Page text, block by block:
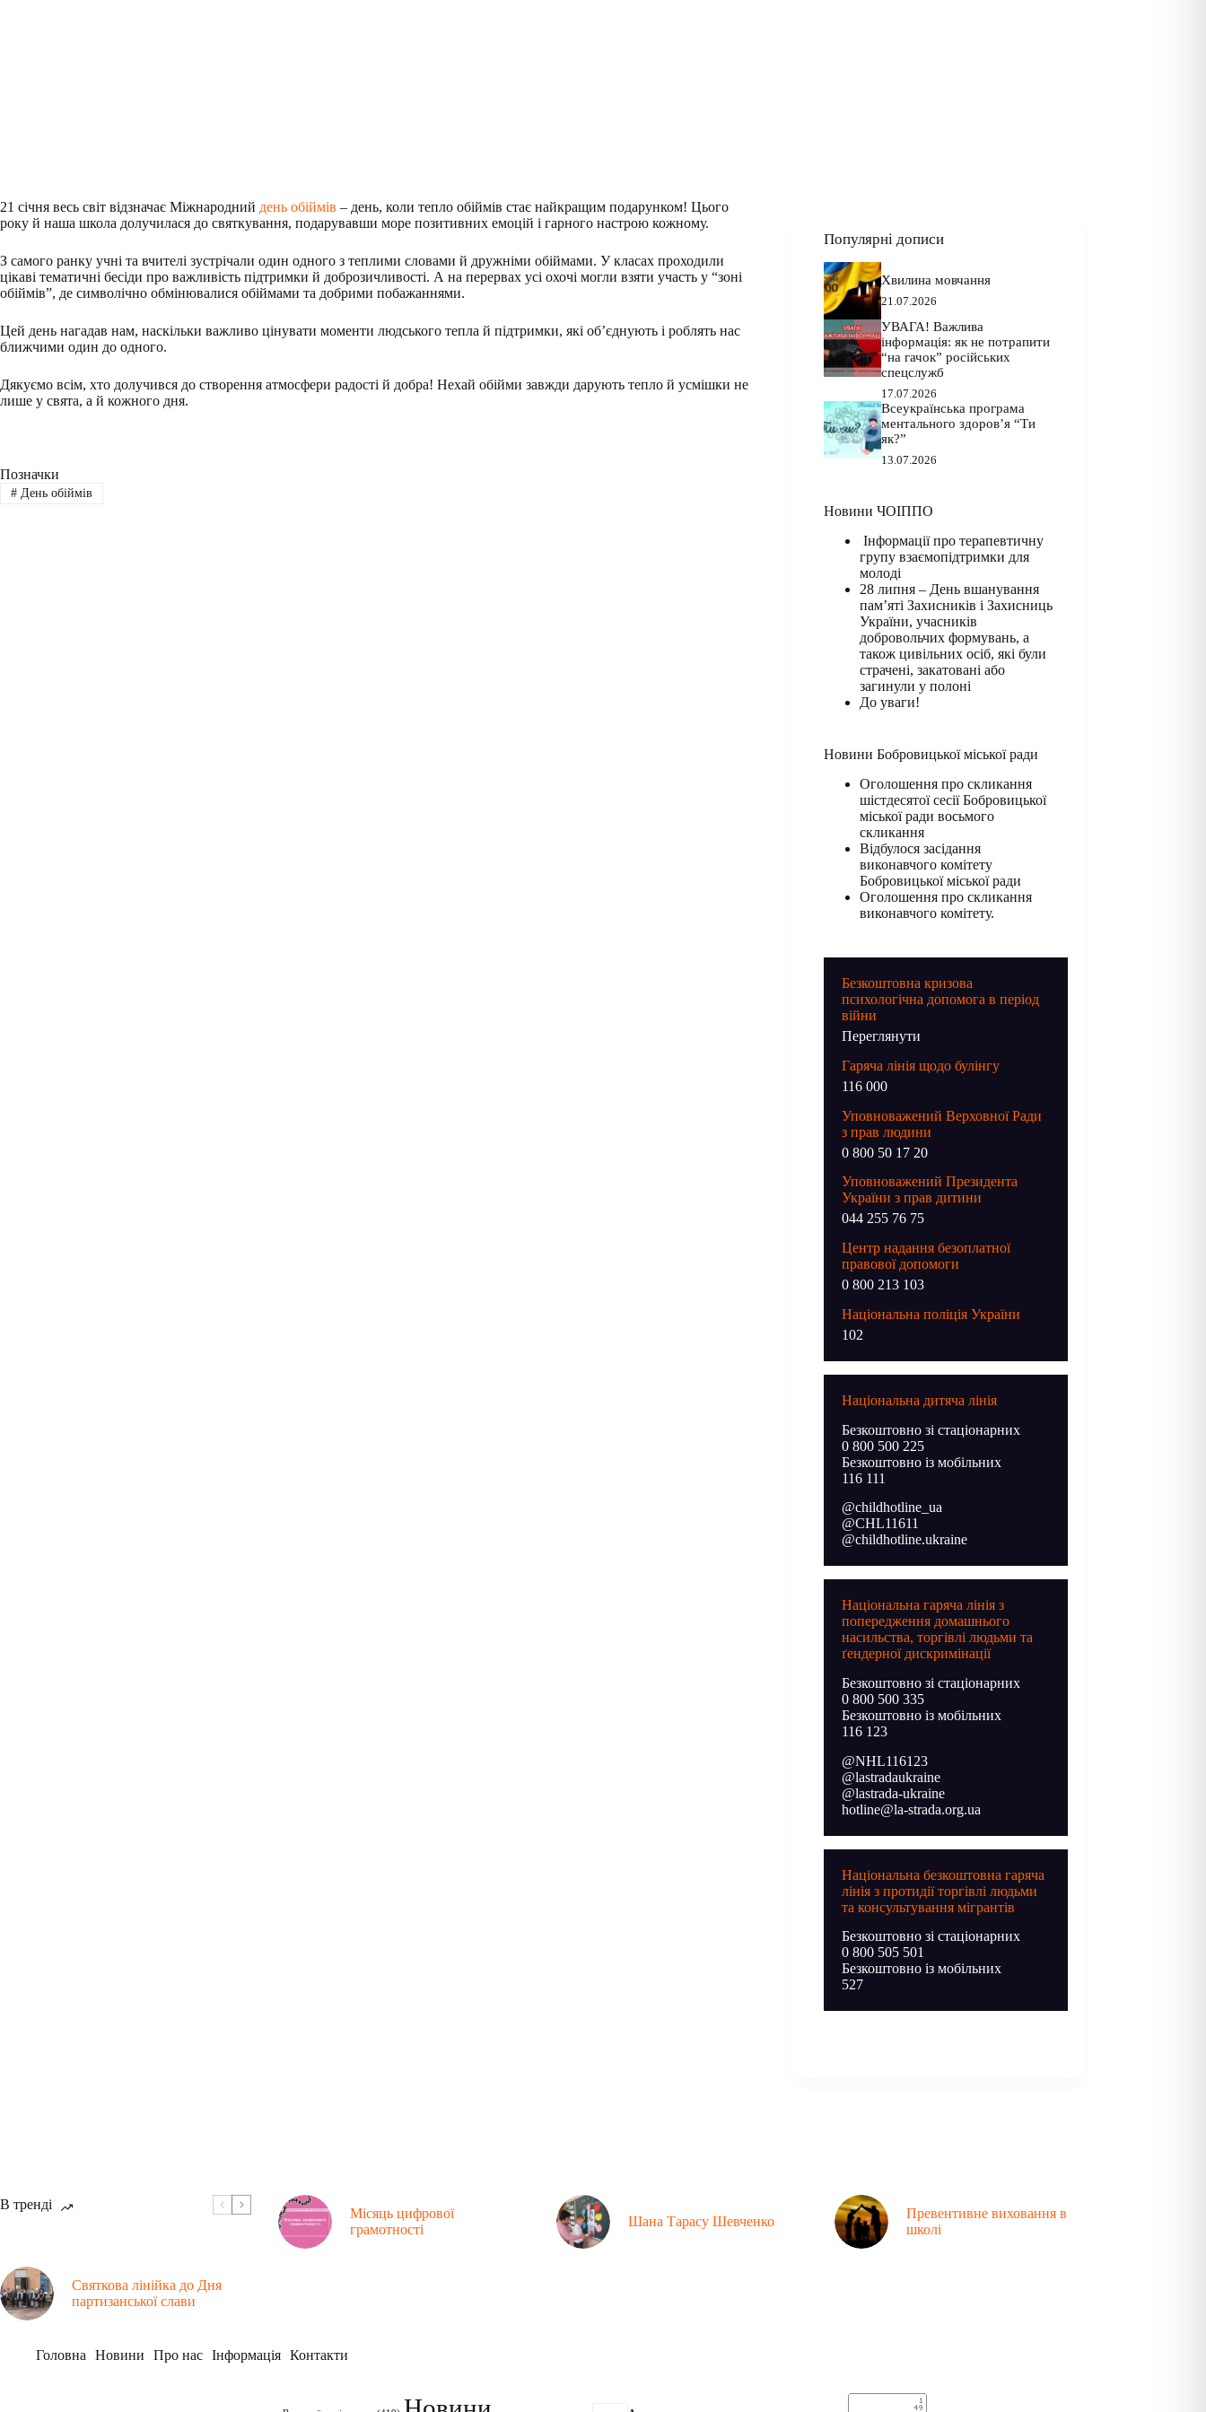
21 січня весь світ відзначає Міжнародний день обіймів – день, коли тепло обіймів стає найкращим подарунком! Цього
року й наша школа долучилася до святкування, подарувавши море позитивних емоцій і гарного настрою кожному.
З самого ранку учні та вчителі зустрічали один одного з теплими словами й дружніми обіймами. У класах проходили
цікаві тематичні бесіди про важливість підтримки й доброзичливості. А на перервах усі охочі могли взяти участь у “зоні
обіймів”, де символічно обмінювалися обіймами та добрими побажаннями.
Цей день нагадав нам, наскільки важливо цінувати моменти людського тепла й підтримки, які об’єднують і роблять нас
ближчими один до одного.
Дякуємо всім, хто долучився до створення атмосфери радості й добра! Нехай обійми завжди дарують тепло й усмішки не
лише у свята, а й кожного дня.
Позначки
#День обіймів
Популярні дописи
Хвилина мовчання
21.07.2026
УВАГА! Важлива
інформація: як не потрапити
“на гачок” російських
спецслужб
17.07.2026
Всеукраїнська програма
ментального здоров’я “Ти
як?”
13.07.2026
Новини ЧОІППО
Інформації про терапевтичну
групу взаємопідтримки для
молоді
28 липня – День вшанування
пам’яті Захисників і Захисниць
України, учасників
добровольчих формувань, а
також цивільних осіб, які були
страчені, закатовані або
загинули у полоні
До уваги!
Новини Бобровицької міської ради
Оголошення про скликання
шістдесятої сесії Бобровицької
міської ради восьмого
скликання
Відбулося засідання
виконавчого комітету
Бобровицької міської ради
Оголошення про скликання
виконавчого комітету.
Безкоштовна кризова
психологічна допомога в період
війни
Переглянути
Гаряча лінія щодо булінгу
116 000
Уповноважений Верховної Ради
з прав людини
0 800 50 17 20
Уповноважений Президента
України з прав дитини
044 255 76 75
Центр надання безоплатної
правової допомоги
0 800 213 103
Національна поліція України
102
Національна дитяча лінія
Безкоштовно зі стаціонарних
0 800 500 225
Безкоштовно із мобільних
116 111
@childhotline_ua
@CHL11611
@childhotline.ukraine
Національна гаряча лінія з
попередження домашнього
насильства, торгівлі людьми та
ґендерної дискримінації
Безкоштовно зі стаціонарних
0 800 500 335
Безкоштовно із мобільних
116 123
@NHL116123
@lastradaukraine
@lastrada-ukraine
hotline@la-strada.org.ua
Національна безкоштовна гаряча
лінія з протидії торгівлі людьми
та консультування мігрантів
Безкоштовно зі стаціонарних
0 800 505 501
Безкоштовно із мобільних
527
В тренді
Місяць цифрової
грамотності
Шана Тарасу Шевченко
Превентивне виховання в
школі
Святкова лінійка до Дня
партизанської слави
Головна Новини Про нас Інформація Контакти